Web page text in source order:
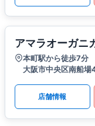
アマラオーガニ
本町駅から徒歩7分
大阪市中央区南船
店舗情報